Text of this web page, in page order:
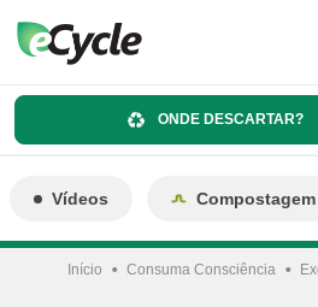
ONDE DESCARTAR?
Vídeos Compostagem
Início Consuma Consciência